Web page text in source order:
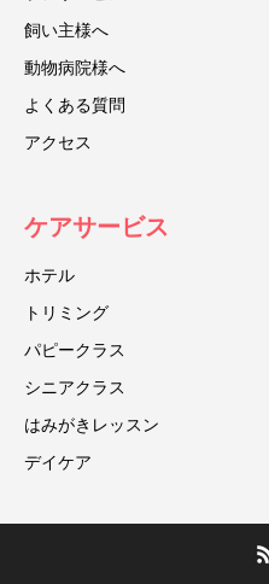
飼い主様へ
動物病院様へ
よくある質問
アクセス
ケアサービス
ホテル
トリミング
パピークラス
シニアクラス
はみがきレッスン
デイケア